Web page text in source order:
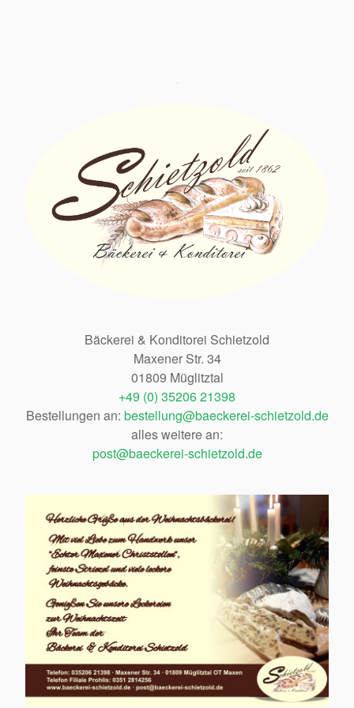
Bäckerei & Konditorei Schietzold
Maxener Str. 34
01809 Müglitztal
+49 (0) 35206 21398
Bestellungen an: bestellung@baeckerei-schietzold.de
alles weitere an:
post@baeckerei-schietzold.de